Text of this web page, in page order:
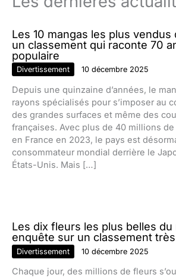
Les 10 mangas les plus vendus
un classement qui raconte 70
populaire
Divertissement 10 décembre 2025
Depuis une quinzaine d’années, le
rayons spécialisés pour s’imposer au
des grandes surfaces et même des
françaises. Avec plus de 40 millions
en France en 2023, le pays est
consommateur mondial derrière le
États-Unis. Mais […]
Les dix fleurs les plus belles du
enquête sur un classement
Divertissement 10 décembre 2025
Chaque jour, des millions de fleurs